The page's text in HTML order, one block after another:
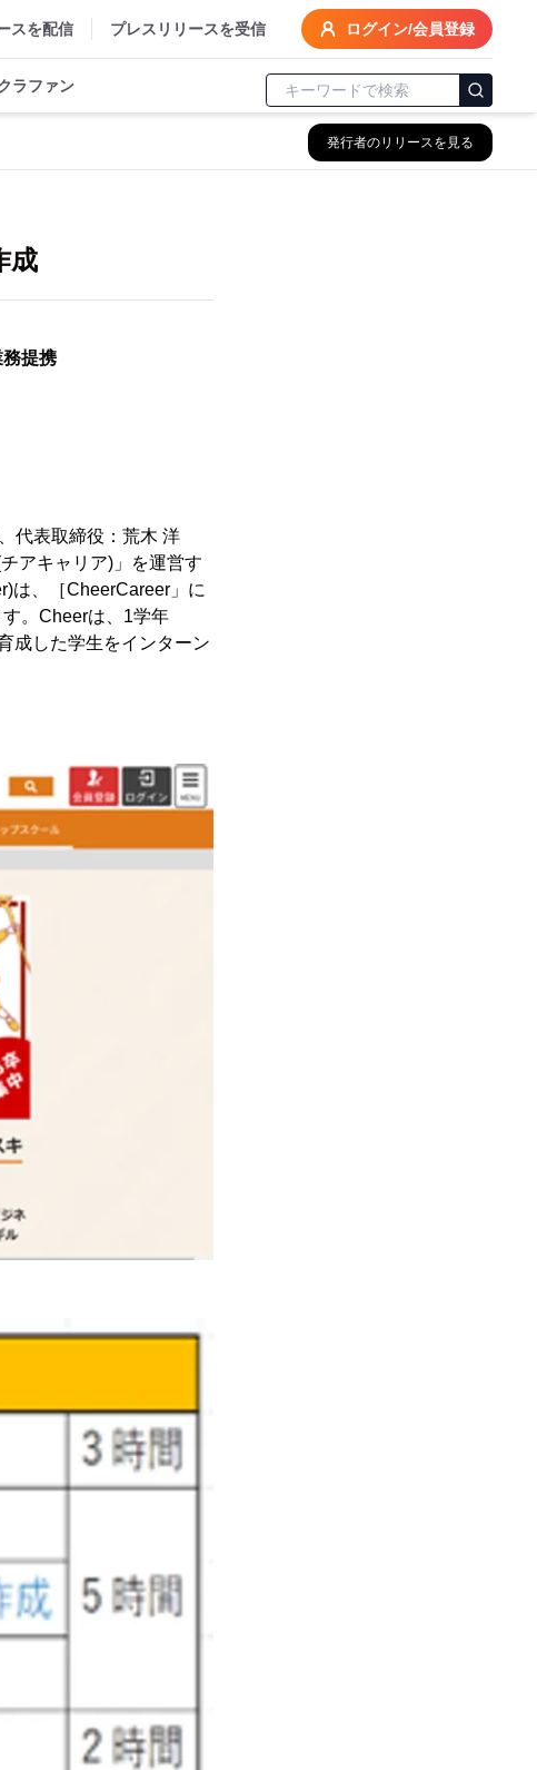
スを配信 プレスリリースを受信 ログイン/会員登録
ラファン
発行者のリリースを見る
成
務提携
代表取締役：荒木 洋
アキャリア)」を運営す
は、［CheerCareer」に
。Cheerは、1学年
成した学生をインターン